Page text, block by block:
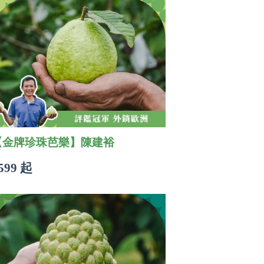
金牌珍珠芭樂】陳建裕
起